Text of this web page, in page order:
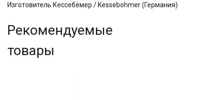
Изготовитель Кессебёмер / Kessebohmer (Германия)
Рекомендуемые
товары